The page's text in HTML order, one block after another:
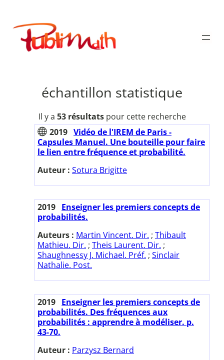
contenu
Publimath
échantillon statistique
Il y a 53 résultatspour cette recherche
2019 Vidéo de l'IREM de Paris -
Capsules Manuel. Une bouteille pour faire
le lien entre fréquence et probabilité.
Auteur : Sotura Brigitte
2019 Enseigner les premiers concepts de
probabilités.
Auteurs : Martin Vincent. Dir. ; Thibault
Mathieu. Dir. ; Theis Laurent. Dir. ;
Shaughnessy J. Michael. Préf. ; Sinclair
Nathalie. Post.
2019 Enseigner les premiers concepts de
probabilités. Des fréquences aux
probabilités : apprendre à modéliser. p.
43-70.
Auteur : Parzysz Bernard